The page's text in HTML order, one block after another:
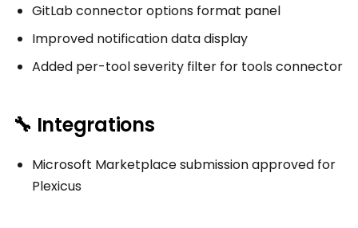
GitLab connector options format panel
Improved notification data display
Added per-tool severity filter for tools connector
🔧 Integrations
Microsoft Marketplace submission approved for
Plexicus